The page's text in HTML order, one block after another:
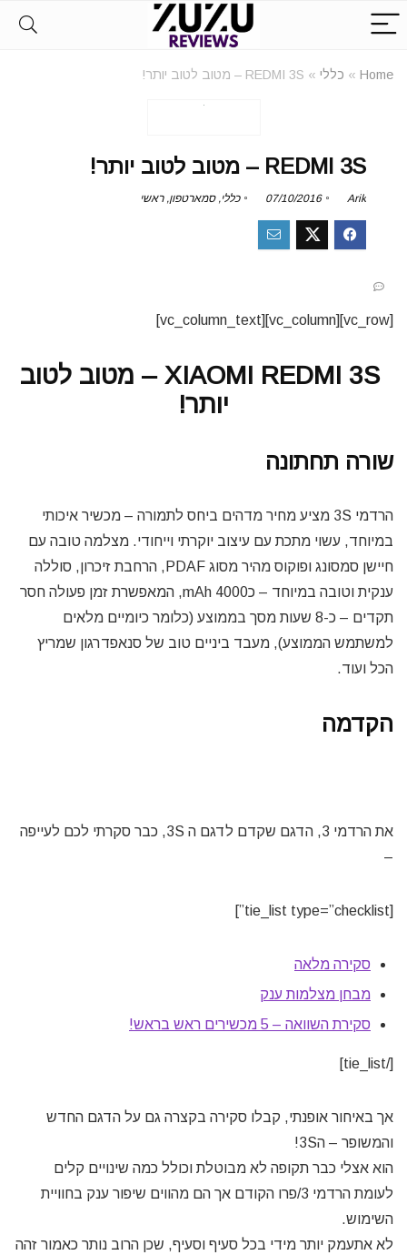
Home
» כללי » REDMI 3S – מטוב לטוב יותר!
REDMI 3S – מטוב לטוב יותר!
Arik
07/10/2016 כללי,סמארטפון,ראשי
[vc_row][vc_column][vc_column_text]
XIAOMI REDMI 3S – מטוב לטוב
יותר!
שורה תחתונה
הרדמי 3S מציע מחיר מדהים ביחס לתמורה – מכשיר איכותי
במיוחד, עשוי מתכת עם עיצוב יוקרתי וייחודי. מצלמה טובה עם
חיישן סמסונג ופוקוס מהיר מסוג PDAF, הרחבת זיכרון, סוללה
ענקית וטובה במיוחד – כ4000 mAh, המאפשרת זמן פעולה חסר
תקדים – כ-8 שעות מסך בממוצע (כלומר כיומיים מלאים
למשתמש הממוצע), מעבד ביניים טוב של סנאפדרגון שמריץ
הכל ועוד.
הקדמה
את הרדמי 3, הדגם שקדם לדגם ה 3S, כבר סקרתי לכם לעייפה
–
[tie_list type=”checklist”]
סקירה מלאה
מבחן מצלמות ענק
סקירת השוואה – 5 מכשירים ראש בראש!
[/tie_list]
אך באיחור אופנתי, קבלו סקירה בקצרה גם על הדגם החדש
והמשופר – ה3S!
הוא אצלי כבר תקופה לא מבוטלת וכולל כמה שינויים קלים
לעומת הרדמי 3/פרו הקודם אך הם מהווים שיפור ענק בחוויית
השימוש.
לא אתעמק יותר מידי בכל סעיף וסעיף, שכן הרוב נותר כאמור זהה